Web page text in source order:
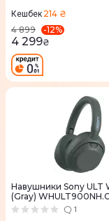
Кешбек 214 ₴
4 899
-12%
4 299₴
Навушники Sony ULT
(Gray)
1